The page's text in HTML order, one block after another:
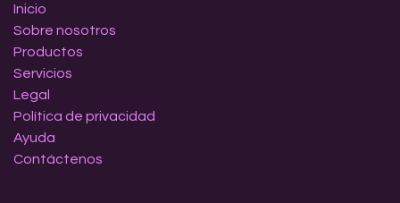
Inicio
Sobre nosotros
Productos
Servicios
Legal
Política de privacidad
Ayuda
Contáctenos